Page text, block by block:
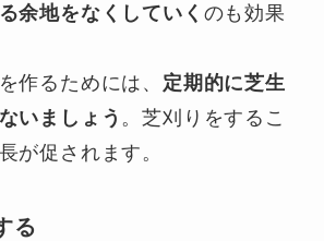
余地をなくしていく のも効果
作るためには、 定期的に芝生
いましょう 。芝刈りをするこ
が促されます。
る